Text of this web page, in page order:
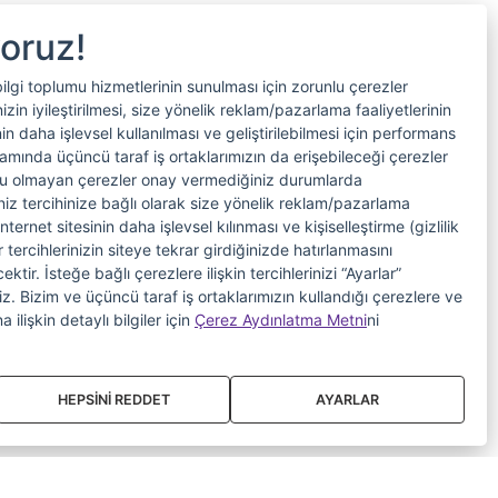
toplumu hizmetlerinin sunulması için zorunlu çerezler
iyileştirilmesi, size yönelik reklam/pazarlama faaliyetlerinin
daha işlevsel kullanılması ve geliştirilebilmesi için performans
üçüncü taraf iş ortaklarımızın da erişebileceği çerezler
olmayan çerezler onay vermediğiniz durumlarda
tercihinize bağlı olarak size yönelik reklam/pazarlama
sitesinin daha işlevsel kılınması ve kişiselleştirme (gizlilik
siteye tekrar girdiğinizde hatırlanmasını
İsteğe bağlı çerezlere ilişkin tercihlerinizi “Ayarlar”
Bizim ve üçüncü taraf iş ortaklarımızın kullandığı çerezlere ve
ilişkin detaylı bilgiler için Çerez Aydınlatma Metnini
HEPSİNİ REDDET AYARLAR